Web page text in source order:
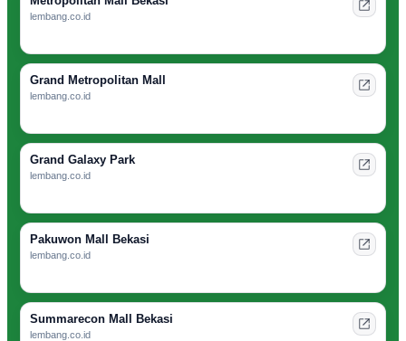
lembang.co.id
Grand Metropolitan Mall
lembang.co.id
Grand Galaxy Park
lembang.co.id
Pakuwon Mall Bekasi
lembang.co.id
Summarecon Mall Bekasi
lembang.co.id